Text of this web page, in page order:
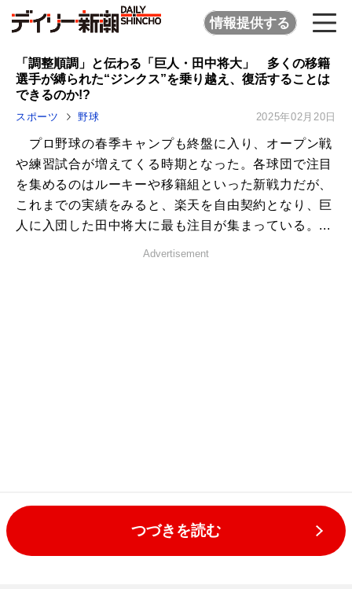
情報提供する
「調整順調」と伝わる「巨人・田中将大」 多くの移籍
選手が縛られた“ジンクス”を乗り越え、復活することは
できるのか!?
スポーツ 野球 2025年02月20日
プロ野球の春季キャンプも終盤に入り、オープン戦
や練習試合が増えてくる時期となった。各球団で注目
を集めるのはルーキーや移籍組といった新戦力だが、
これまでの実績をみると、楽天を自由契約となり、巨
人に入団した田中将大に最も注目が集まっている。...
Advertisement
つづきを読む